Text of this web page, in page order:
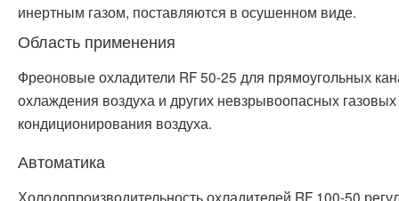
инертным газом, поставляются в осушенном виде.
Область применения
Фреоновые охладители RF 50-25 для прямоугольных
охлаждения воздуха и других невзрывоопасных
кондиционирования воздуха.
Автоматика
Холодопроизводительность охладителей RF 100-50